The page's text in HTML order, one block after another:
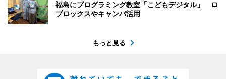
福島にプログラミング教室「こどもデジタル」 ロ
ブロックスやキャンバ活用
もっと見る